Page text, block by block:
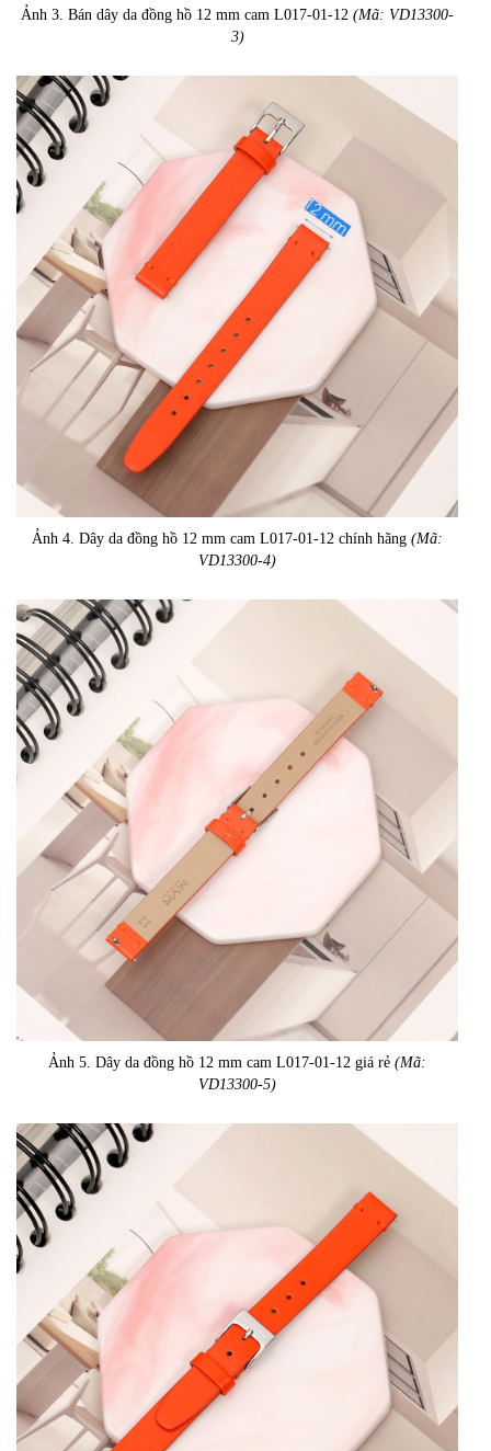
Ảnh 3. Bán dây da đồng hồ 12 mm cam L017-01-12 (Mã: VD13300-
3)
Ảnh 4. Dây da đồng hồ 12 mm cam L017-01-12 chính hãng (Mã:
VD13300-4)
Ảnh 5. Dây da đồng hồ 12 mm cam L017-01-12 giá rẻ (Mã:
VD13300-5)